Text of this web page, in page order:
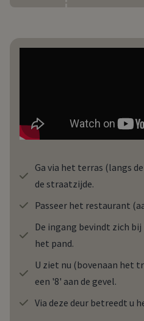
Ga via het terras (langs
de straatzijde.
Passeer het restaurant
De ingang bevindt zich
het pand.
U ziet nu (bovenaan het
een '8' aan de gevel.
Via deze deur betreedt u